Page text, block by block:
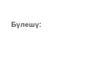
Бүлешү: